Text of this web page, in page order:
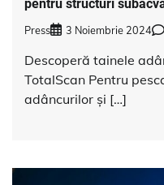
pentru structuri
Press 3 Noiembrie 2024
Descoperă tainele
TotalScan Pentru
adâncurilor și […]